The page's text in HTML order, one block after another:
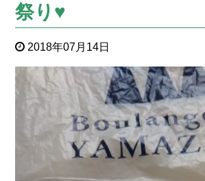
祭り♥
2018年07月14日